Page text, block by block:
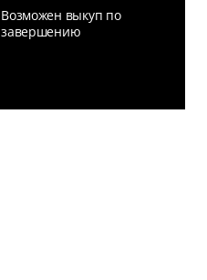
Возможен выкуп по
завершению